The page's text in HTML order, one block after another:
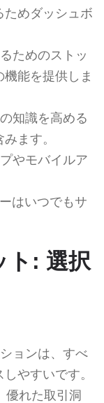
ためダッシュボ
ためのストッ
能を提供しま
知識を高める
ます。
やモバイルア
はいつでもサ
ト: 選択
ョンは、すべ
やすいです。
優れた取引洞